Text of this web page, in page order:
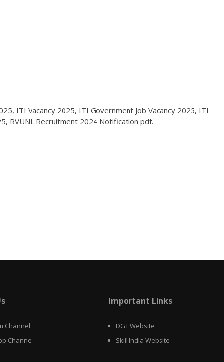
ITI Vacancy 2025, ITI Government Job Vacancy 2025, ITI
RVUNL Recruitment 2024 Notification pdf.
Channel
Channel
Important Links
DGT Website
Skill India Website